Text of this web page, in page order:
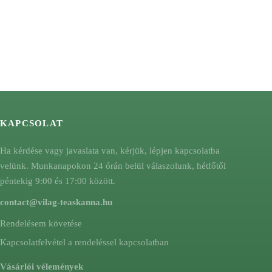
KAPCSOLAT
Ha kérdése vagy javaslata van, kérjük, lépjen kapcsolatba
velünk. Munkanapokon 24 órán belül válaszolunk, hétfőtől
péntekig 9:00 és 17:00 között.
contact@vilag-teaskanna.hu
Rendelésem követése
Kapcsolatfelvétel a rendeléssel kapcsolatban
Vásárlói vélemények